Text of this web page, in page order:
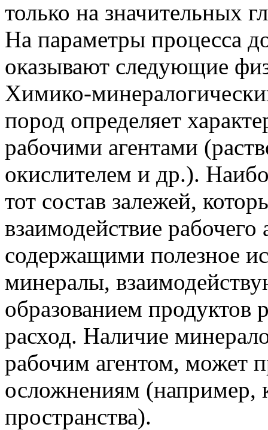
только на значительных
На параметры процесса
оказывают следующие
Химико-
пород определяет
рабочими агентами
окислителем и др.).
тот состав залежей,
взаимодействие
содержащими полезное
минералы,
образованием
расход. Наличие
рабочим агентом, может
осложнениям (например,
пространства).